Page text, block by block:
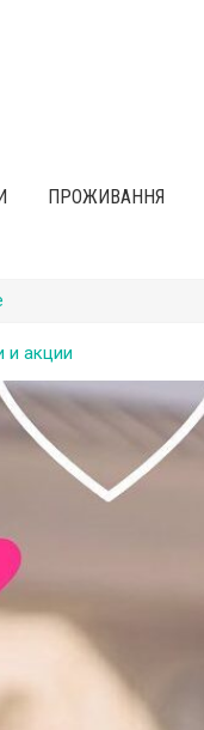
ПРОЖИВАННЯ
и акции